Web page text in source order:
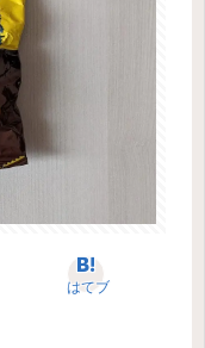
はてブ